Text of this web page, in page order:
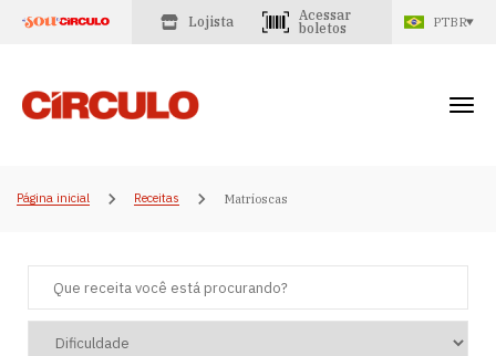
Lojista
Acessar
boletos
PTBR
Página inicial Receitas Matrioscas